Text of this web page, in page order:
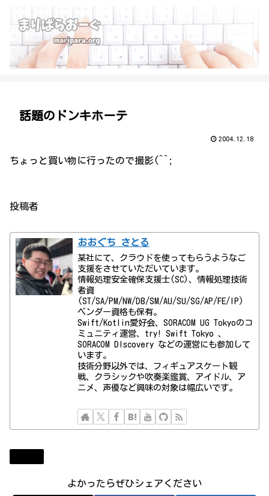
話題のドンキホーテ
2004.12.18
ちょっと買い物に行ったので撮影(^^;
投稿者
おおぐち さとる
某社にて、クラウドを使ってもらうようなご
支援をさせていただいています。
情報処理安全確保支援士(SC)、情報処理技術
者資
(ST/SA/PM/NW/DB/SM/AU/SU/SG/AP/FE/IP)
ベンダー資格も保有。
Swift/Kotlin愛好会、SORACOM UG Tokyoのコ
ミュニティ運営、try! Swift Tokyo 、
SORACOM DIscovery などの運営にも参加して
います。
技術分野以外では、フィギュアスケート観
戦、クラシックや吹奏楽鑑賞、アイドル、ア
ニメ、声優など興味の対象は幅広いです。
よかったらぜひシェアください